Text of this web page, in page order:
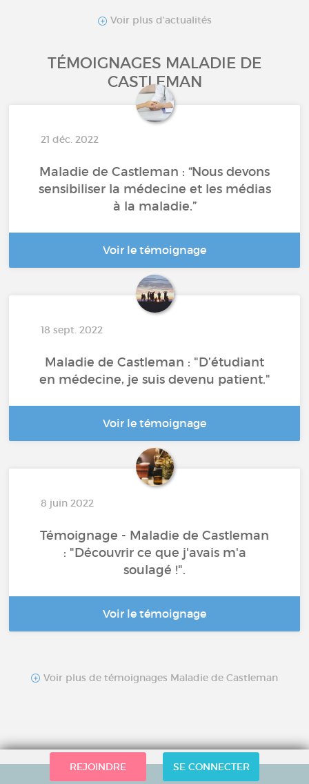
Voir plus d'actualités
TÉMOIGNAGES MALADIE DE
CASTLEMAN
21 déc. 2022
Maladie de Castleman : “Nous devons
sensibiliser la médecine et les médias
à la maladie.”
Voir le témoignage
18 sept. 2022
Maladie de Castleman : "D’étudiant
en médecine, je suis devenu patient."
Voir le témoignage
8 juin 2022
Témoignage - Maladie de Castleman
: "Découvrir ce que j'avais m'a
soulagé !".
Voir le témoignage
Voir plus de témoignages Maladie de Castleman
REJOINDRE SE CONNECTER